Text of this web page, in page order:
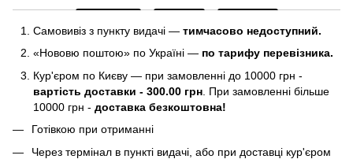
Самовивіз з пункту видачі — тимчасово недоступний.
«Нововю поштою» по Україні — по тарифу перевізника.
Кур'єром по Києву — при замовленні до 10000 грн -
вартість доставки - 300.00 грн . При замовленні більше
10000 грн - доставка безкоштовна!
Готівкою при отриманні
Через термінал в пункті видачі, або при доставці кур'єром